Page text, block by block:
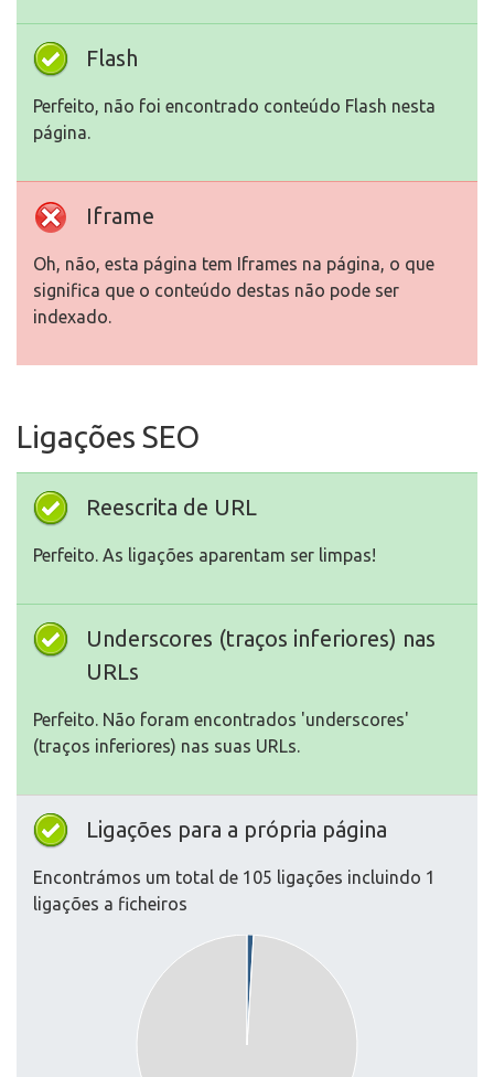
Flash
Perfeito, não foi encontrado conteúdo Flash nesta
página.
Iframe
Oh, não, esta página tem Iframes na página, o que
significa que o conteúdo destas não pode ser
indexado.
Ligações SEO
Reescrita de URL
Perfeito. As ligações aparentam ser limpas!
Underscores (traços inferiores) nas
URLs
Perfeito. Não foram encontrados 'underscores'
(traços inferiores) nas suas URLs.
Ligações para a própria página
Encontrámos um total de 105 ligações incluindo 1
ligações a ficheiros